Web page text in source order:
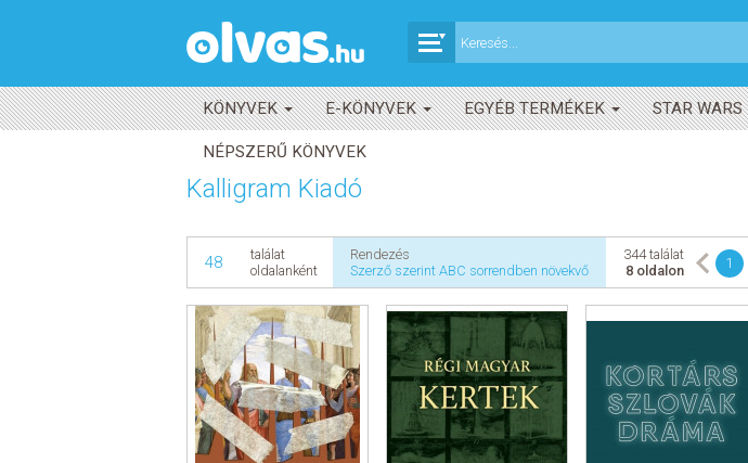
KÖNYVEK E-KÖNYVEK EGYÉB TERMÉKEK STAR WARS
NÉPSZERŰ KÖNYVEK
Kalligram Kiadó
48
találat
oldalanként
Rendezés
Szerző szerint ABC sorrendben növekvő
1
344 találat
8 oldalon